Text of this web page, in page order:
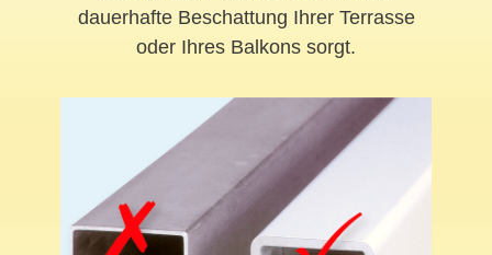
dauerhafte Beschattung Ihrer Terrasse
oder Ihres Balkons sorgt.